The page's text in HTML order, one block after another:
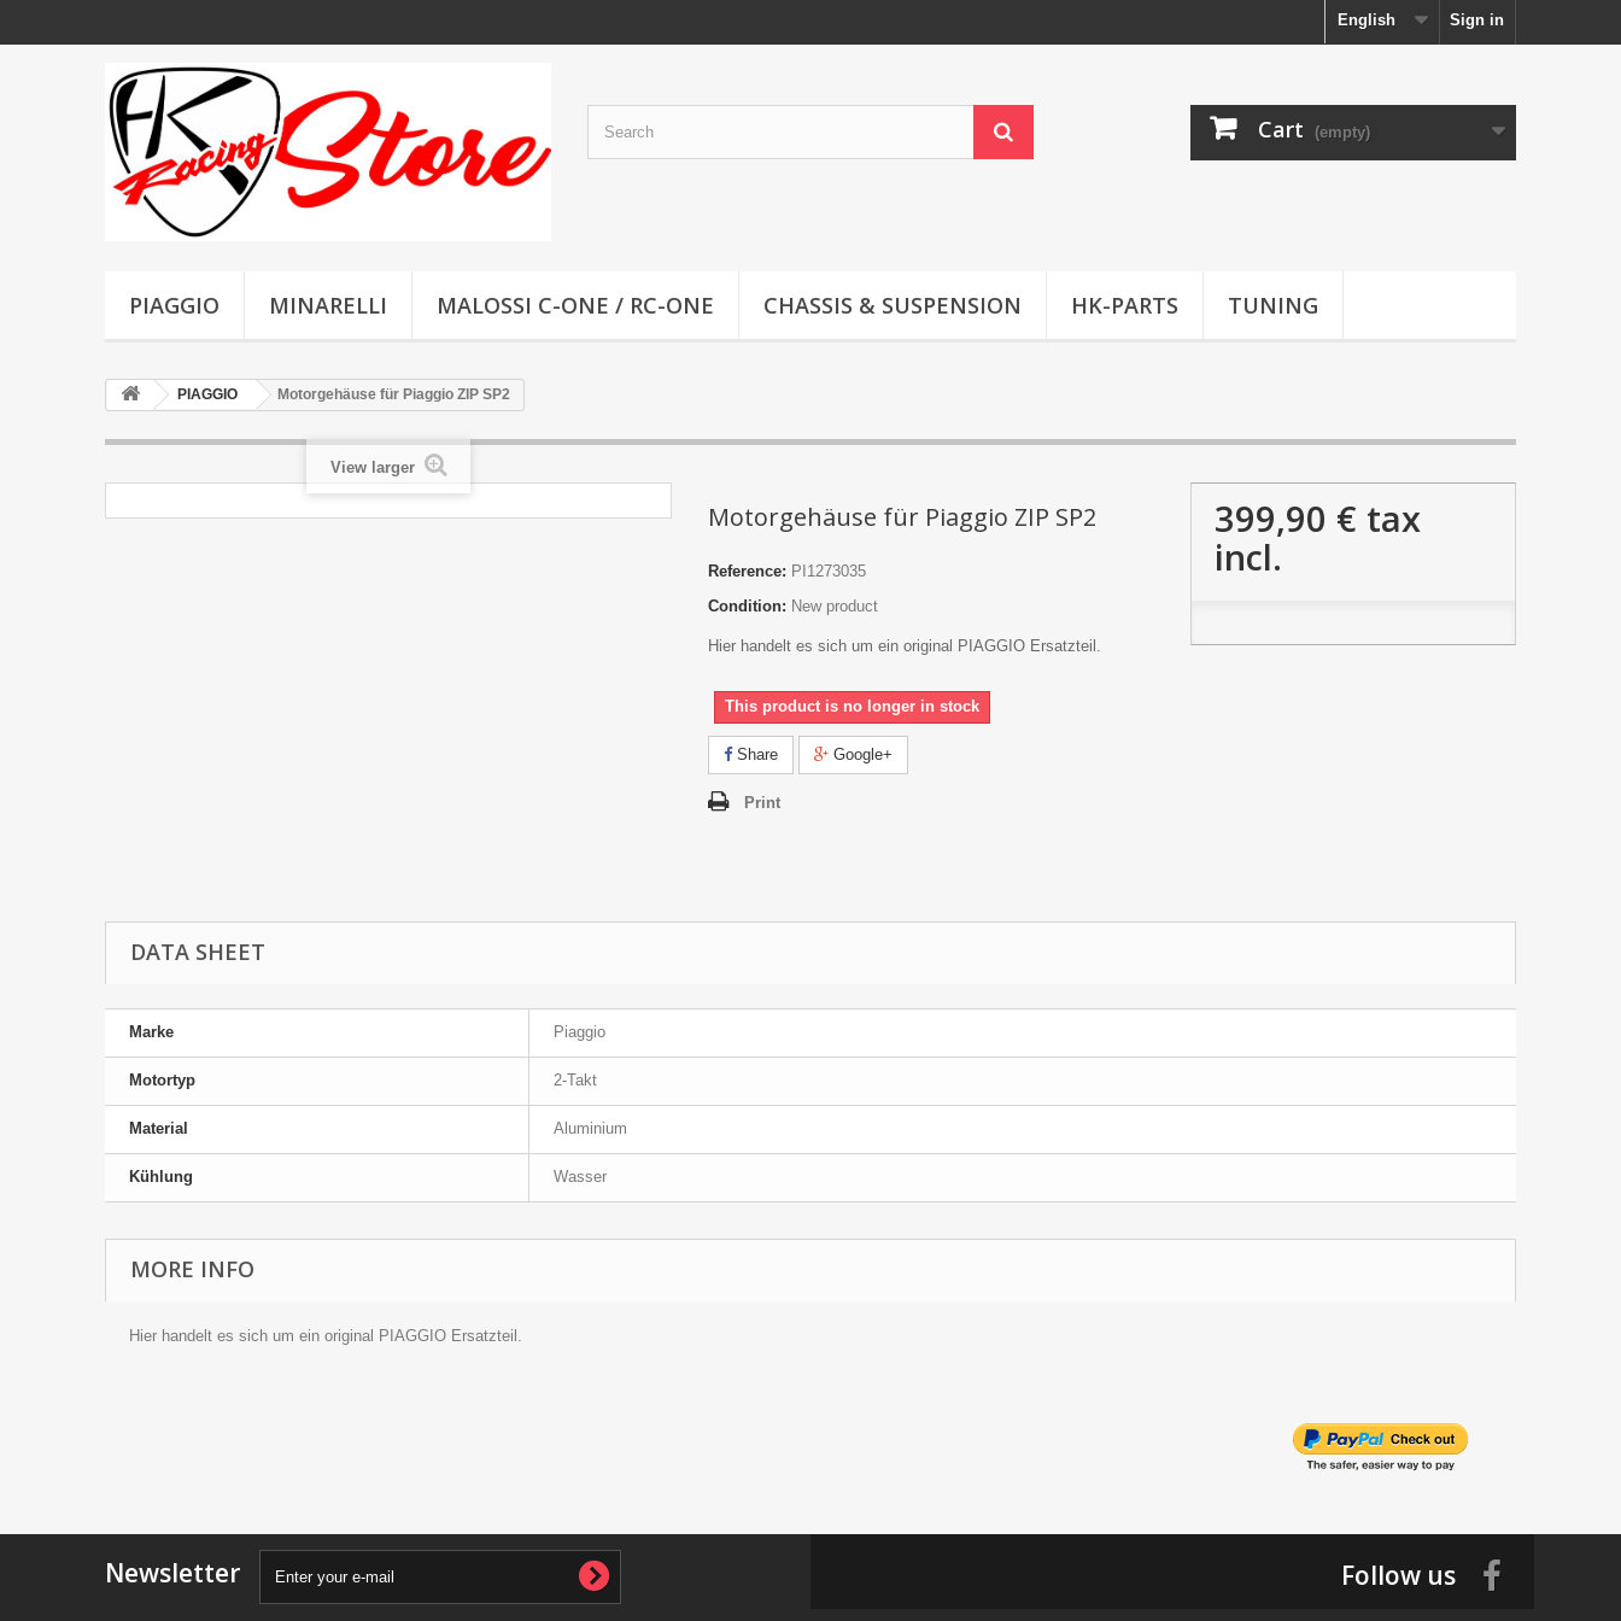
Sign in
English
Cart (empty)
PIAGGIO MINARELLI MALOSSI C-ONE / RC-ONE CHASSIS & SUSPENSION HK-PARTS TUNING
PIAGGIO Motorgehäuse für Piaggio ZIP SP2
View larger
Motorgehäuse für Piaggio ZIP SP2
Reference: PI1273035
Condition: New product
Hier handelt es sich um ein original PIAGGIO Ersatzteil.
This product is no longer in stock
Share Google+
Print
399,90 € tax
incl.
DATA SHEET
Marke Piaggio
Motortyp 2-Takt
Material Aluminium
Kühlung Wasser
MORE INFO
Hier handelt es sich um ein original PIAGGIO Ersatzteil.
Newsletter Follow us